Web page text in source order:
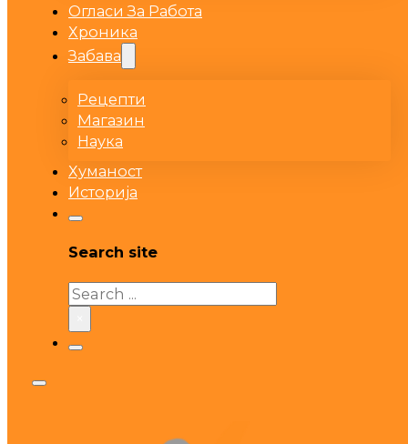
Огласи За Работа
Хроника
Забава
Рецепти
Магазин
Наука
Хуманост
Историја
Search site
Search